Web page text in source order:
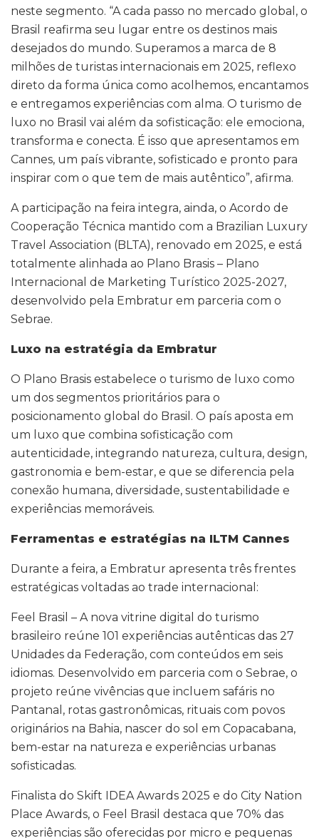
neste segmento. “A cada passo no mercado global, o
Brasil reafirma seu lugar entre os destinos mais
desejados do mundo. Superamos a marca de 8
milhões de turistas internacionais em 2025, reflexo
direto da forma única como acolhemos, encantamos
e entregamos experiências com alma. O turismo de
luxo no Brasil vai além da sofisticação: ele emociona,
transforma e conecta. É isso que apresentamos em
Cannes, um país vibrante, sofisticado e pronto para
inspirar com o que tem de mais autêntico”, afirma.
A participação na feira integra, ainda, o Acordo de
Cooperação Técnica mantido com a Brazilian Luxury
Travel Association (BLTA), renovado em 2025, e está
totalmente alinhada ao Plano Brasis – Plano
Internacional de Marketing Turístico 2025-2027,
desenvolvido pela Embratur em parceria com o
Sebrae.
Luxo na estratégia da Embratur
O Plano Brasis estabelece o turismo de luxo como
um dos segmentos prioritários para o
posicionamento global do Brasil. O país aposta em
um luxo que combina sofisticação com
autenticidade, integrando natureza, cultura, design,
gastronomia e bem-estar, e que se diferencia pela
conexão humana, diversidade, sustentabilidade e
experiências memoráveis.
Ferramentas e estratégias na ILTM Cannes
Durante a feira, a Embratur apresenta três frentes
estratégicas voltadas ao trade internacional:
Feel Brasil – A nova vitrine digital do turismo
brasileiro reúne 101 experiências autênticas das 27
Unidades da Federação, com conteúdos em seis
idiomas. Desenvolvido em parceria com o Sebrae, o
projeto reúne vivências que incluem safáris no
Pantanal, rotas gastronômicas, rituais com povos
originários na Bahia, nascer do sol em Copacabana,
bem-estar na natureza e experiências urbanas
sofisticadas.
Finalista do Skift IDEA Awards 2025 e do City Nation
Place Awards, o Feel Brasil destaca que 70% das
experiências são oferecidas por micro e pequenas